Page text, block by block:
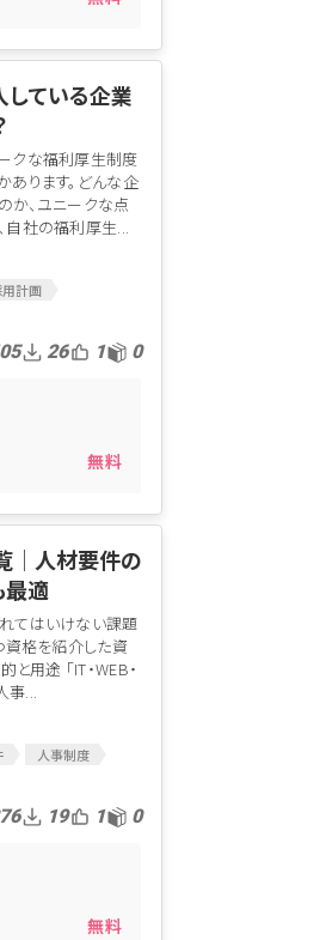
ている企業
クな福利厚生制度
あります。どんな企
か、ユニークな点
自社の福利厚生...
計画
26 1 0
無料
│人材要件の
最適
てはいけない課題
資格を紹介した資
用途 「IT・WEB・
事...
人事制度
19 1 0
無料